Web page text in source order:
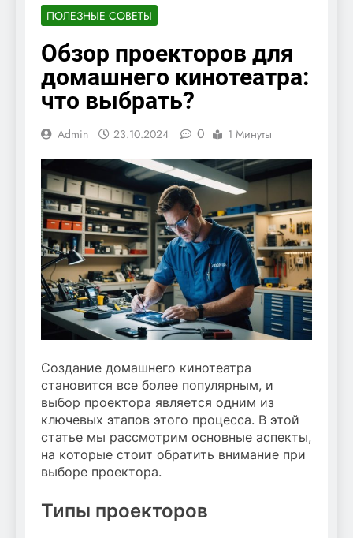
ПОЛЕЗНЫЕ СОВЕТЫ
Обзор проекторов для
домашнего кинотеатра:
что выбрать?
Admin 23.10.2024 0 1 Минуты
Создание домашнего кинотеатра
становится все более популярным, и
выбор проектора является одним из
ключевых этапов этого процесса. В этой
статье мы рассмотрим основные аспекты,
на которые стоит обратить внимание при
выборе проектора.
Типы проекторов